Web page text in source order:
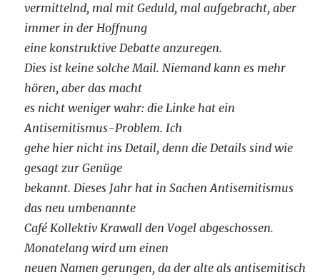
vermittelnd, mal mit Geduld, mal aufgebracht, aber
immer in der Hoffnung
eine konstruktive Debatte anzuregen.
Dies ist keine solche Mail. Niemand kann es mehr
hören, aber das macht
es nicht weniger wahr: die Linke hat ein
Antisemitismus-Problem. Ich
gehe hier nicht ins Detail, denn die Details sind wie
gesagt zur Genüge
bekannt. Dieses Jahr hat in Sachen Antisemitismus
das neu umbenannte
Café Kollektiv Krawall den Vogel abgeschossen.
Monatelang wird um einen
neuen Namen gerungen, da der alte als antisemitisch